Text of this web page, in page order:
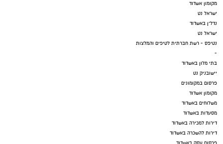
מקומון אשדוד
ישראל נט
נדל"ן באשדוד
ישראל נט
נטיפס - רשת חברתית לטיפים והמלצות
-
בתי מלון באשדוד
יישובניק נט
פרסום במקומונים
מקומון אשדוד
משלוחים באשדוד
מסעדות באשדוד
דירות למכירה באשדוד
דירות להשכרה באשדוד